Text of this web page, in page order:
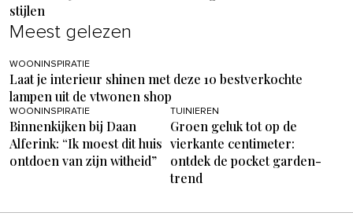
stijlen
Meest gelezen
WOONINSPIRATIE
Laat je interieur shinen met deze 10 bestverkochte
lampen uit de vtwonen shop
WOONINSPIRATIE
Binnenkijken bij Daan
Alferink: “Ik moest dit huis
ontdoen van zijn witheid”
TUINIEREN
Groen geluk tot op de
vierkante centimeter:
ontdek de pocket garden-
trend